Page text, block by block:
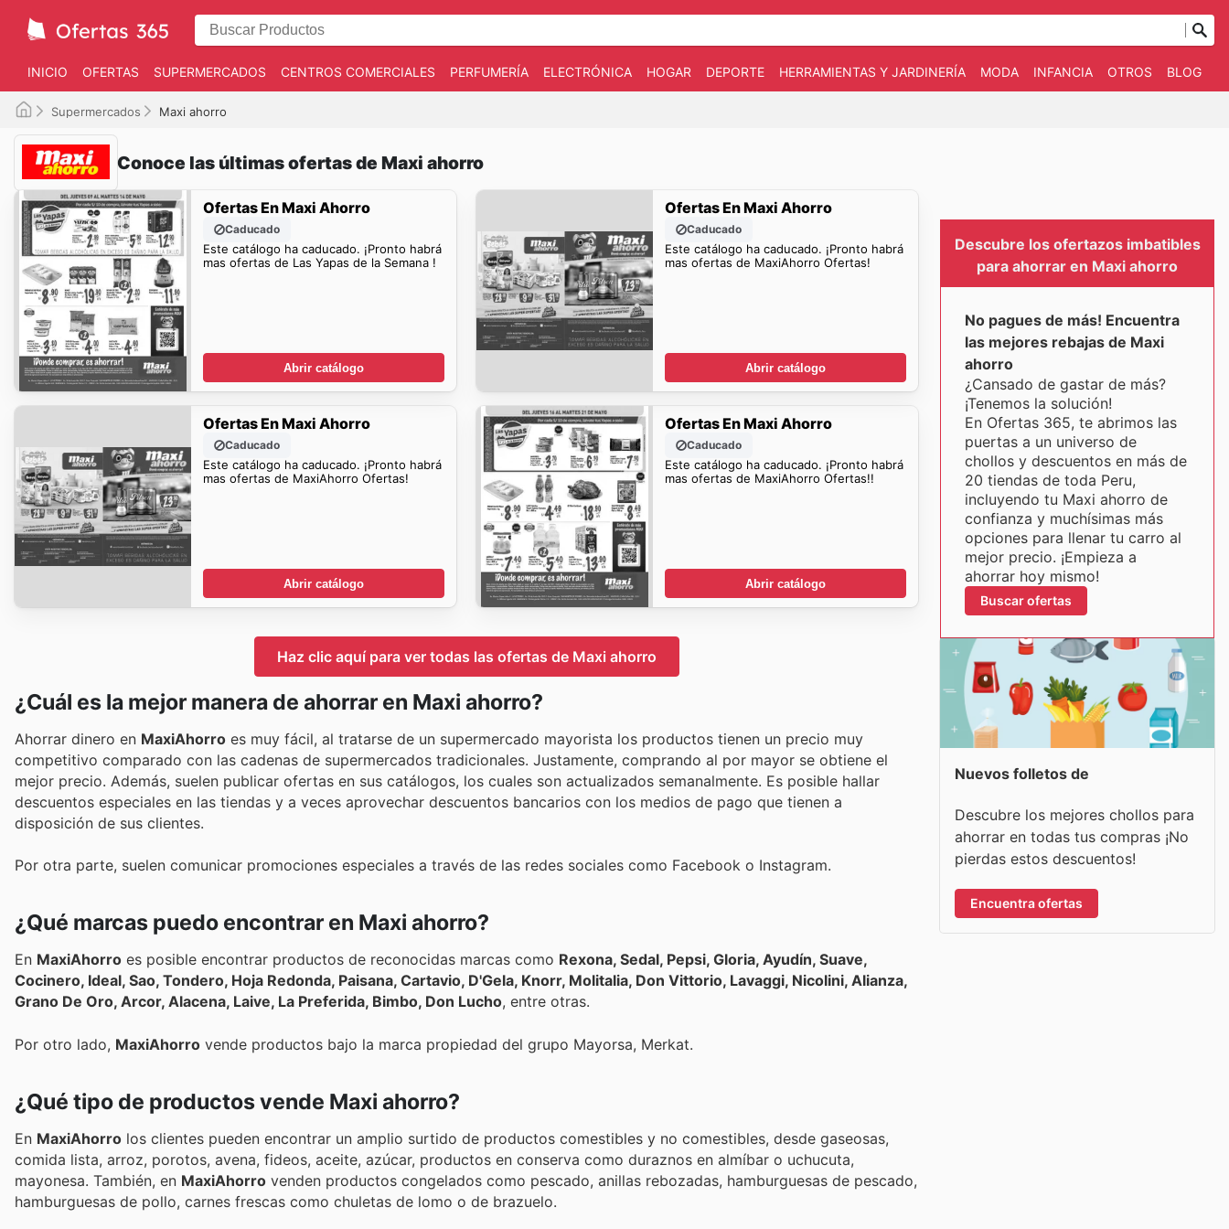
INICIO OFERTAS SUPERMERCADOS CENTROS COMERCIALES PERFUMERÍA ELECTRÓNICA HOGAR DEPORTE HERRAMIENTAS Y JARDINERÍA MODA INFANCIA OTROS BLOG
Supermercados Maxi ahorro
Conoce las últimas ofertas de Maxi ahorro
Ofertas En Maxi Ahorro
Caducado
Este catálogo ha caducado. ¡Pronto habrá
mas ofertas de Las Yapas de la Semana !
Abrir catálogo
Ofertas En Maxi Ahorro
Caducado
Este catálogo ha caducado. ¡Pronto habrá
mas ofertas de MaxiAhorro Ofertas!
Abrir catálogo
Ofertas En Maxi Ahorro
Caducado
Este catálogo ha caducado. ¡Pronto habrá
mas ofertas de MaxiAhorro Ofertas!
Abrir catálogo
Ofertas En Maxi Ahorro
Caducado
Este catálogo ha caducado. ¡Pronto habrá
mas ofertas de MaxiAhorro Ofertas!!
Abrir catálogo
Haz clic aquí para ver todas las ofertas de Maxi ahorro
¿Cuál es la mejor manera de ahorrar en Maxi ahorro?
Ahorrar dinero en MaxiAhorro es muy fácil, al tratarse de un supermercado mayorista los productos tienen un precio muy
competitivo comparado con las cadenas de supermercados tradicionales. Justamente, comprando al por mayor se obtiene el
mejor precio. Además, suelen publicar ofertas en sus catálogos, los cuales son actualizados semanalmente. Es posible hallar
descuentos especiales en las tiendas y a veces aprovechar descuentos bancarios con los medios de pago que tienen a
disposición de sus clientes.
Por otra parte, suelen comunicar promociones especiales a través de las redes sociales como Facebook o Instagram.
¿Qué marcas puedo encontrar en Maxi ahorro?
En MaxiAhorro es posible encontrar productos de reconocidas marcas como Rexona, Sedal, Pepsi, Gloria, Ayudín, Suave,
Cocinero, Ideal, Sao, Tondero, Hoja Redonda, Paisana, Cartavio, D'Gela, Knorr, Molitalia, Don Vittorio, Lavaggi, Nicolini, Alianza,
Grano De Oro, Arcor, Alacena, Laive, La Preferida, Bimbo, Don Lucho, entre otras.
Por otro lado, MaxiAhorro vende productos bajo la marca propiedad del grupo Mayorsa, Merkat.
¿Qué tipo de productos vende Maxi ahorro?
En MaxiAhorro los clientes pueden encontrar un amplio surtido de productos comestibles y no comestibles, desde gaseosas,
comida lista, arroz, porotos, avena, fideos, aceite, azúcar, productos en conserva como duraznos en almíbar o uchucuta,
mayonesa. También, en MaxiAhorro venden productos congelados como pescado, anillas rebozadas, hamburguesas de pescado,
hamburguesas de pollo, carnes frescas como chuletas de lomo o de brazuelo.
Descubre los ofertazos imbatibles
para ahorrar en Maxi ahorro
No pagues de más! Encuentra
las mejores rebajas de Maxi
ahorro
¿Cansado de gastar de más?
¡Tenemos la solución!
En Ofertas 365, te abrimos las
puertas a un universo de
chollos y descuentos en más de
20 tiendas de toda Peru,
incluyendo tu Maxi ahorro de
confianza y muchísimas más
opciones para llenar tu carro al
mejor precio. ¡Empieza a
ahorrar hoy mismo!
Buscar ofertas
Nuevos folletos de
Descubre los mejores chollos para
ahorrar en todas tus compras ¡No
pierdas estos descuentos!
Encuentra ofertas